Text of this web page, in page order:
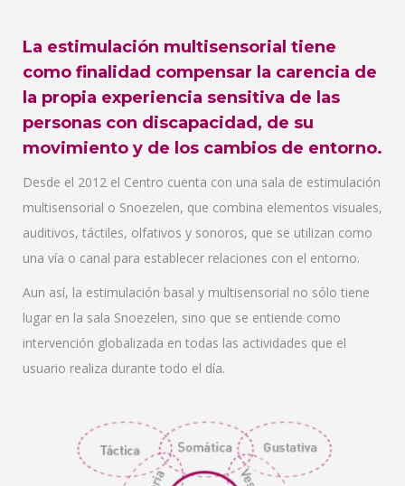
La estimulación multisensorial tiene
como finalidad compensar la carencia de
la propia experiencia sensitiva de las
personas con discapacidad, de su
movimiento y de los cambios de entorno.
Desde el 2012 el Centro cuenta con una sala de estimulación
multisensorial o Snoezelen, que combina elementos visuales,
auditivos, táctiles, olfativos y sonoros, que se utilizan como
una vía o canal para establecer relaciones con el entorno.
Aun así, la estimulación basal y multisensorial no sólo tiene
lugar en la sala Snoezelen, sino que se entiende como
intervención globalizada en todas las actividades que el
usuario realiza durante todo el día.